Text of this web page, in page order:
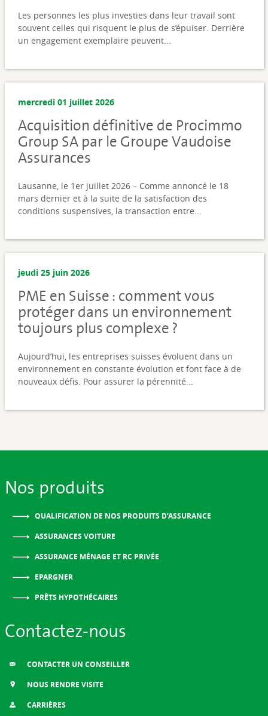
Les personnes les plus investies dans leur travail sont
souvent celles qui risquent le plus de s’épuiser. Derrière
un engagement exemplaire peuvent...
mercredi 01 juillet 2026
Acquisition définitive de Procimmo
Group SA par le Groupe Vaudoise
Assurances
Lausanne, le 1er juillet 2026 – Comme annoncé le 18
mars dernier et à la suite de la satisfaction des
conditions suspensives, la transaction entre...
jeudi 25 juin 2026
PME en Suisse : comment vous
protéger dans un environnement
toujours plus complexe ?
Aujourd’hui, les entreprises suisses évoluent dans un
environnement en constante évolution et font face à de
nouveaux défis. Pour assurer la pérennité...
Nos produits
QUALIFICATION DE NOS PRODUITS D’ASSURANCE
ASSURANCES VOITURE
ASSURANCE MÉNAGE ET RC PRIVÉE
EPARGNER
PRÊTS HYPOTHÉCAIRES
Contactez-nous
CONTACTER UN CONSEILLER
NOUS RENDRE VISITE
CARRIÈRES